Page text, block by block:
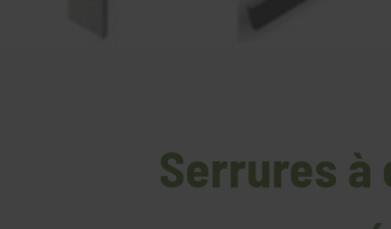
Serrures à